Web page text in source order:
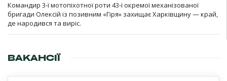
Командир 3-ї мотопіхотної роти 43-ї окремої механізованої
бригади Олексій із позивним «Гіря» захищає Харківщину — край,
де народився та виріс.
ВАКАНСІЇ